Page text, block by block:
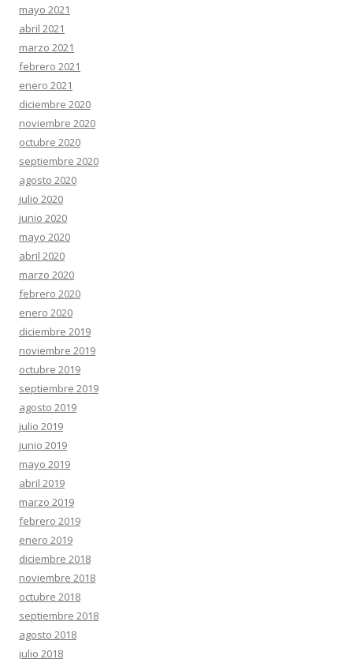
mayo 2021
abril 2021
marzo 2021
febrero 2021
enero 2021
diciembre 2020
noviembre 2020
octubre 2020
septiembre 2020
agosto 2020
julio 2020
junio 2020
mayo 2020
abril 2020
marzo 2020
febrero 2020
enero 2020
diciembre 2019
noviembre 2019
octubre 2019
septiembre 2019
agosto 2019
julio 2019
junio 2019
mayo 2019
abril 2019
marzo 2019
febrero 2019
enero 2019
diciembre 2018
noviembre 2018
octubre 2018
septiembre 2018
agosto 2018
julio 2018